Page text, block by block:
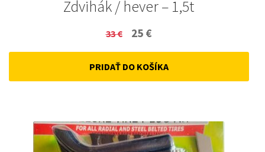
Zdvihák / hever – 1,5t
33€
Original
price
was:
25 €
price
is:
PRIDAŤ DO KOŠÍKA